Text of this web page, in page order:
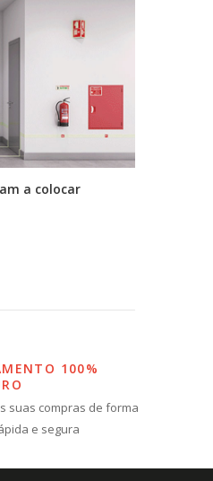
a colocar
100%
suas compras de forma
e segura